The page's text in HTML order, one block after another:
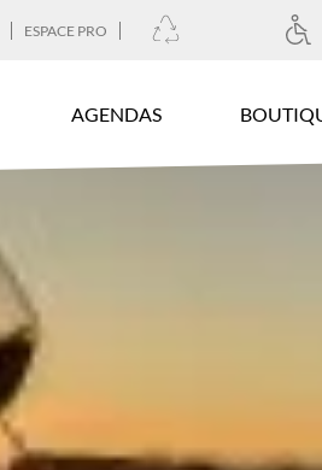
ESPACE PRO
AGENDAS